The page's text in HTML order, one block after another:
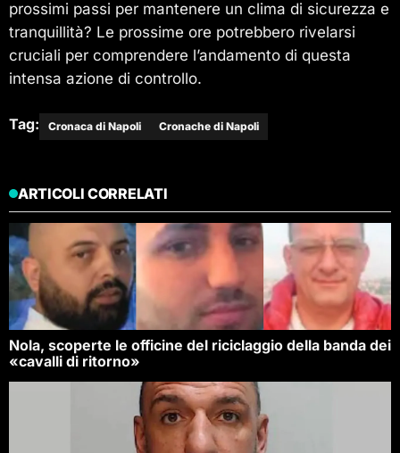
prossimi passi per mantenere un clima di sicurezza e
tranquillità? Le prossime ore potrebbero rivelarsi
cruciali per comprendere l’andamento di questa
intensa azione di controllo.
Tag: Cronaca di Napoli Cronache di Napoli
ARTICOLI CORRELATI
Nola, scoperte le officine del riciclaggio della banda dei
«cavalli di ritorno»